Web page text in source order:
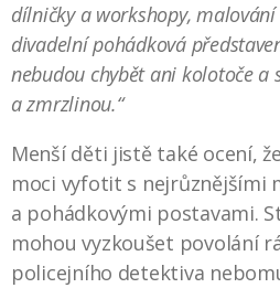
dílničky a workshopy,
divadelní pohádková
nebudou chybět ani kolotoče a
a zmrzlinou.“
Menší děti jistě také ocení,
moci vyfotit s nejrůznějšími
a pohádkovými postavami.
mohou vyzkoušet povolání
policejního detektiva